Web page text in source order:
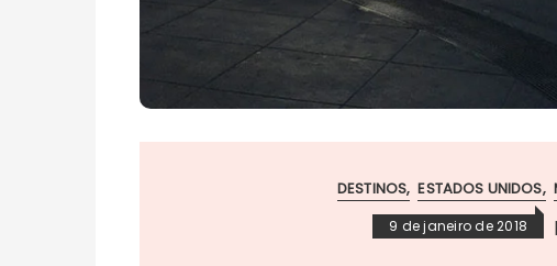
DESTINOS ESTADOS UNIDOS
9 de janeiro de 2018